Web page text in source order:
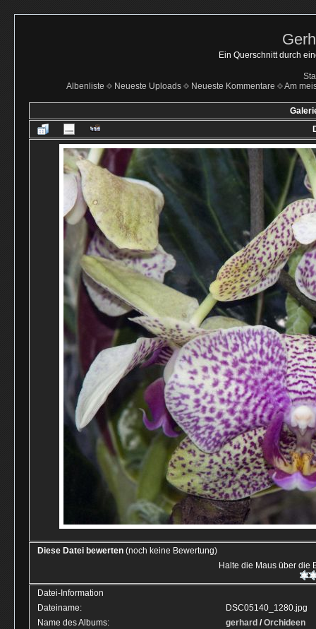
Ein Querschnitt durch
Albenliste
Neueste Uploads Neueste Kommentare Am
Diese Datei bewerten (noch keine Bewertung)
Halte die Maus über die
Datei-Information
Dateiname:
DSC05140_1280.jpg
Name des Albums:
gerhard /Orchideen